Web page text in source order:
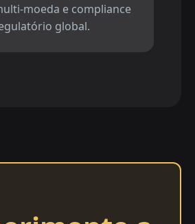
moeda e compliance
global.